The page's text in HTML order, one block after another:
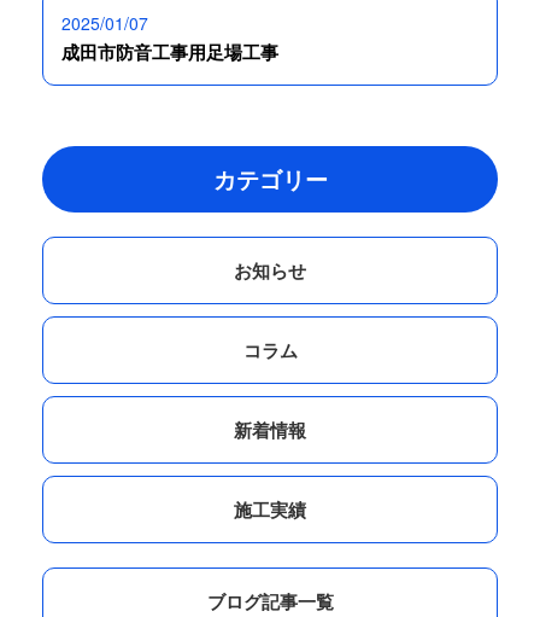
2025/01/07
成田市防音工事用足場工事
カテゴリー
お知らせ
コラム
新着情報
施工実績
ブログ記事一覧